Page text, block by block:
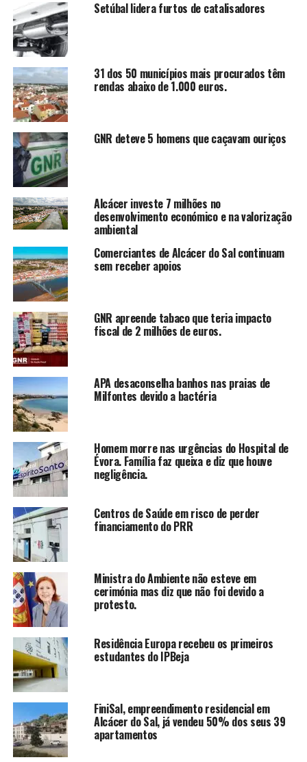
Setúbal lidera furtos de catalisadores
31 dos 50 municípios mais procurados têm
rendas abaixo de 1.000 euros.
GNR deteve 5 homens que caçavam ouriços
Alcácer investe 7 milhões no
desenvolvimento económico e na valorização
ambiental
Comerciantes de Alcácer do Sal continuam
sem receber apoios
GNR apreende tabaco que teria impacto
fiscal de 2 milhões de euros.
APA desaconselha banhos nas praias de
Milfontes devido a bactéria
Homem morre nas urgências do Hospital de
Évora. Família faz queixa e diz que houve
negligência.
Centros de Saúde em risco de perder
financiamento do PRR
Ministra do Ambiente não esteve em
cerimónia mas diz que não foi devido a
protesto.
Residência Europa recebeu os primeiros
estudantes do IPBeja
FiniSal, empreendimento residencial em
Alcácer do Sal, já vendeu 50% dos seus 39
apartamentos